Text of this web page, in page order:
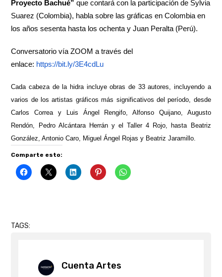
Proyecto Bachué” que contará con la participación de Sylvia
Suarez (Colombia), habla sobre las gráficas en Colombia en
los años sesenta hasta los ochenta y Juan Peralta (Perú).
Conversatorio vía ZOOM a través del
enlace: https://bit.ly/3E4cdLu
Cada cabeza de la hidra incluye obras de 33 autores, incluyendo a
varios de los artistas gráficos más significativos del período, desde
Carlos Correa y Luis Ángel Rengifo, Alfonso Quijano, Augusto
Rendón, Pedro Alcántara Herrán y el Taller 4 Rojo, hasta Beatriz
González, Antonio Caro, Miguel Ángel Rojas y Beatriz Jaramillo.
Comparte esto:
TAGS:
Cuenta Artes